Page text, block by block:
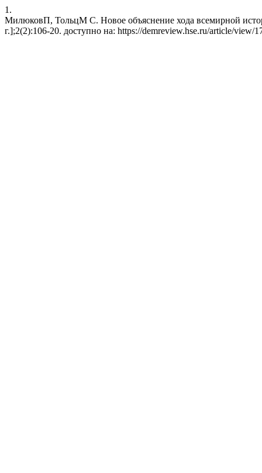
1.
МилюковП, ТольцМ С. Новое объяснение хода всемирной
г.];2(2):106-20. доступно на: https://demreview.hse.ru/article/view/